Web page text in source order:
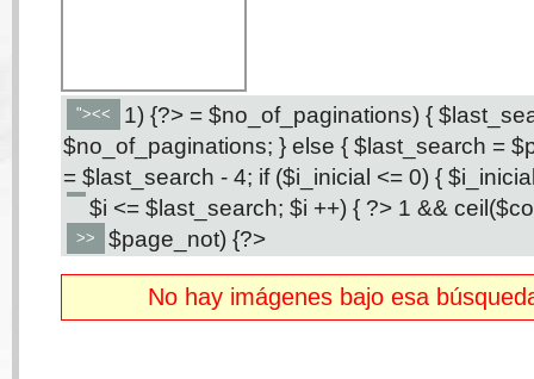
1) {?>
"><<
= $no_of_paginations) {
$no_of_paginations; } else { $last_search =
= $last_search - 4; if ($i_inicial <= 0) {
$i <= $last_search; $i ++) { ?> 1 &&
$page_not) {?>
>>
No hay imágenes bajo esa